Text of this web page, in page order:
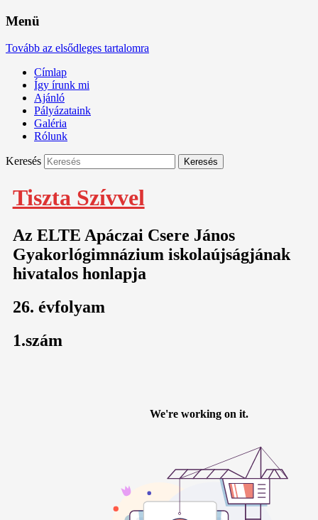
Menü
Tovább az elsődleges tartalomra
Címlap
Így írunk mi
Ajánló
Pályázataink
Galéria
Rólunk
Keresés
Tiszta Szívvel
Az ELTE Apáczai Csere János
Gyakorlógimnázium iskolaújságjának
hivatalos honlapja
26. évfolyam
1.szám